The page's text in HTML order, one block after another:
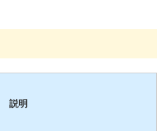
説明